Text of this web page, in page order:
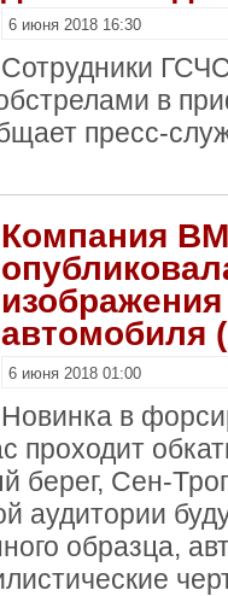
6 июня 2018 16:30
Сотрудники
в
пресс-
Компания
автомобиля
6 июня 2018 01:00
Новинка в
проходит
берег, Сен-
аудитории
образца,